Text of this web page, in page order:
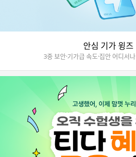
안심 기가 윙즈
3중 보안·기가급 속도·집안 어디서